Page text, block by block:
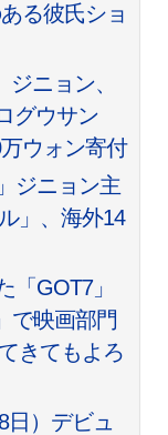
る彼氏ショ
ニョン、
グウサン
ウォン寄付
ジニョン主
」、海外14
「GOT7」
で映画部門
きてもよろ
）デビュ